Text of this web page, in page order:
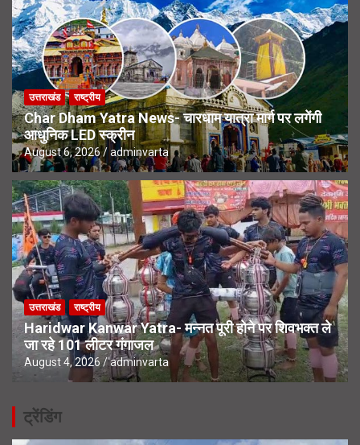
उत्तराखंड राष्ट्रीय
Char Dham Yatra News- चारधाम यात्रा मार्ग पर लगेंगी
आधुनिक LED स्क्रीन
August 6, 2026 adminvarta
उत्तराखंड राष्ट्रीय
Haridwar Kanwar Yatra- मन्नत पूरी होने पर शिवभक्त ले
जा रहे 101 लीटर गंगाजल
August 4, 2026 adminvarta
ट्रेंडिंग